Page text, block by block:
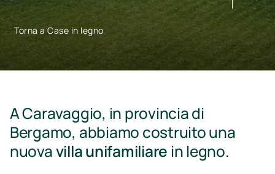
Torna a Case in legno
A Caravaggio, in provincia di
Bergamo, abbiamo costruito una
nuovavilla unifamiliare in legno.